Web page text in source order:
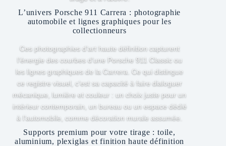
L’univers Porsche 911 Carrera : photographie
automobile et lignes graphiques pour les
collectionneurs
Ces photographies d’art haute définition capturent
l’énergie des courbes d’une Porsche 911 Classic ou
les lignes graphiques de la Carrera. Ce qui distingue
ce registre visuel, c’est sa capacité à faire dialoguer
mécanique, lumière et couleur : un choix juste pour un
intérieur contemporain, un bureau ou un espace dédié
à l’automobile, comme décoration murale assumée.
Supports premium pour votre tirage : toile,
aluminium, plexiglas et finition haute définition